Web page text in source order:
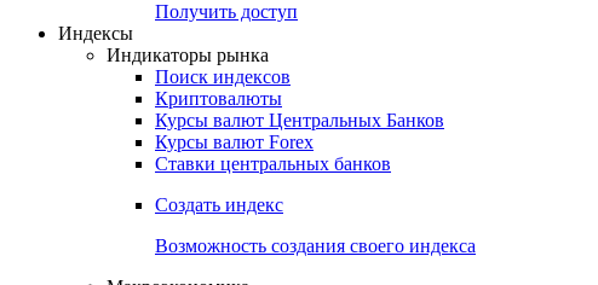
Получить доступ
Индексы
Индикаторы рынка
Поиск индексов
Криптовалюты
Курсы валют Центральных Банков
Курсы валют Forex
Ставки центральных банков
Создать индекс
Возможность создания своего индекса